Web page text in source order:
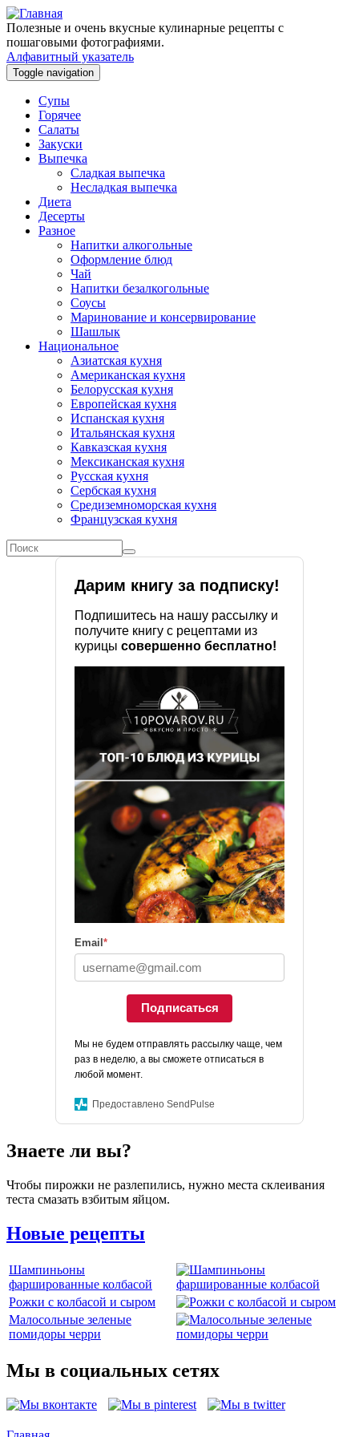
Перейти к основному содержанию
Полезные и очень вкусные кулинарные рецепты с
пошаговыми фотографиями.
Алфавитный указатель
Toggle navigation
Супы
Горячее
Салаты
Закуски
Выпечка
Сладкая выпечка
Несладкая выпечка
Диета
Десерты
Разное
Напитки алкогольные
Оформление блюд
Чай
Напитки безалкогольные
Соусы
Маринование и консервирование
Шашлык
Национальное
Азиатская кухня
Американская кухня
Белорусская кухня
Европейская кухня
Испанская кухня
Итальянская кухня
Кавказская кухня
Мексиканская кухня
Русская кухня
Сербская кухня
Средиземноморская кухня
Французская кухня
Форма поиска
Дарим книгу за подписку!
Подпишитесь на нашу рассылку и
получите книгу с рецептами из
курицы совершенно бесплатно!
Email *
Подписаться
Мы не будем отправлять рассылку чаще, чем
раз в неделю, а вы сможете отписаться в
любой момент.
Предоставлено SendPulse
Знаете ли вы?
Чтобы пирожки не разлепились, нужно места склеивания
теста смазать взбитым яйцом.
Новые рецепты
Шампиньоны
фаршированные колбасой
Рожки с колбасой и сыром
Малосольные зеленые
помидоры черри
Мы в социальных сетях